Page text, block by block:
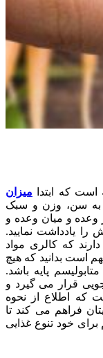
که ابتدا میزان
به سن، وزن و سبک
و میان وعده و
یادداشت نمایید.
که کالری مواد
است بدانید که هیچ
پایه باشد.
قرار می گیرد و
که اطلاع از نحوه
فراهم می کند تا
خود تنوع غذایی